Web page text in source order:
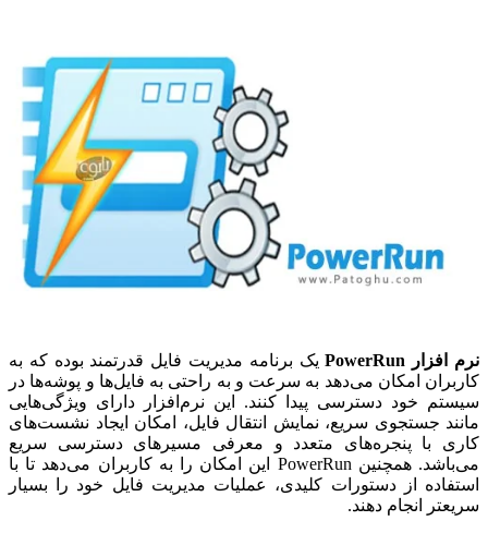
نرم افزار PowerRun
یک برنامه مدیریت فایل قدرتمند بوده که به
کاربران امکان می‌دهد به سرعت و به راحتی به فایل‌ها و پوشه‌ها در
سیستم خود دسترسی پیدا کنند. این نرم‌افزار دارای ویژگی‌هایی
مانند جستجوی سریع، نمایش انتقال فایل، امکان ایجاد نشست‌های
کاری با پنجره‌های متعدد و معرفی مسیرهای دسترسی سریع
می‌باشد. همچنین PowerRun این امکان را به کاربران می‌دهد تا با
استفاده از دستورات کلیدی، عملیات مدیریت فایل خود را بسیار
سریعتر انجام دهند.